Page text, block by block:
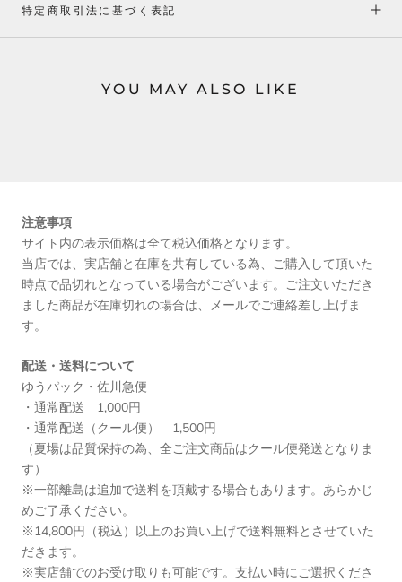
特定商取引法に基づく表記
YOU MAY ALSO LIKE
注意事項
サイト内の表示価格は全て税込価格となります。
当店では、実店舗と在庫を共有している為、ご購入して頂いた
時点で品切れとなっている場合がございます。ご注文いただき
ました商品が在庫切れの場合は、メールでご連絡差し上げま
す。
配送・送料について
ゆうパック・佐川急便
・通常配送 1,000円
・通常配送（クール便） 1,500円
（夏場は品質保持の為、全ご注文商品はクール便発送となりま
す）
※一部離島は追加で送料を頂戴する場合もあります。あらかじ
めご了承ください。
※14,800円（税込）以上のお買い上げで送料無料とさせていた
だきます。
※実店舗でのお受け取りも可能です。支払い時にご選択くださ